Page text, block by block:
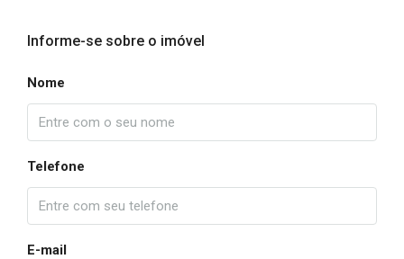
Informe-se sobre o imóvel
Nome
Telefone
E-mail